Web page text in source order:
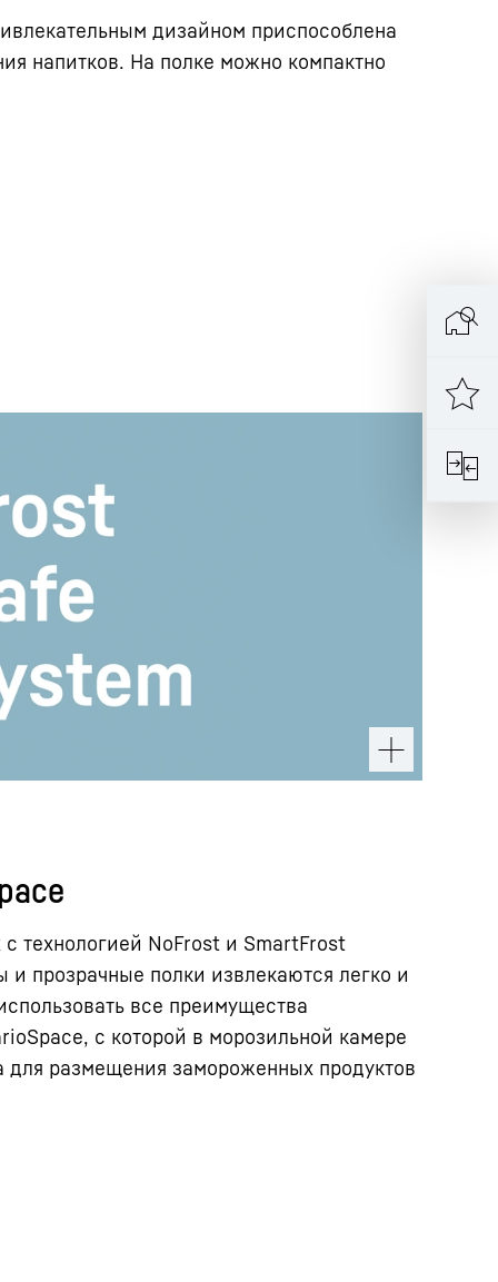
дизайном приспособлена
напитков. На полке можно компактно
технологией NoFrost и SmartFrost
прозрачные полки извлекаются легко и
все преимущества
с которой в морозильной камере
для размещения замороженных продуктов